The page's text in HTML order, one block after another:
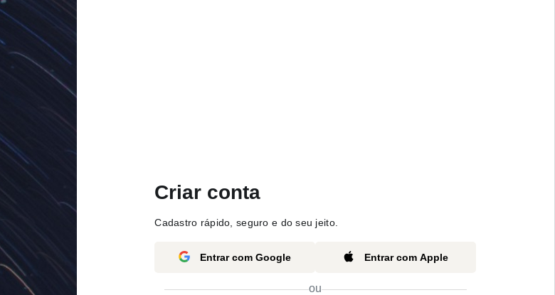
Criar conta
Cadastro rápido, seguro e do seu jeito.
Entrar com Google Entrar com Apple
ou